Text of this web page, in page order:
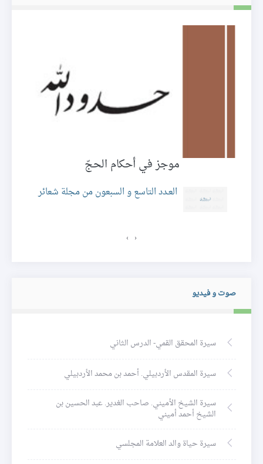
موجز في أحكام الحجّ
العـدد التاسع و السبعون من مجلة شعائر
‹
›
صوت و فيديو
سيرة المحقق القمي- الدرس الثاني
سيرة المقدس الأردبيلي. أحمد بن محمد الأردبيلي
سيرة الشيخ الأميني. صاحب الغدير. عبد الحسين بن
الشيخ أحمد أميني
سيرة حياة والد العلامة المجلسي